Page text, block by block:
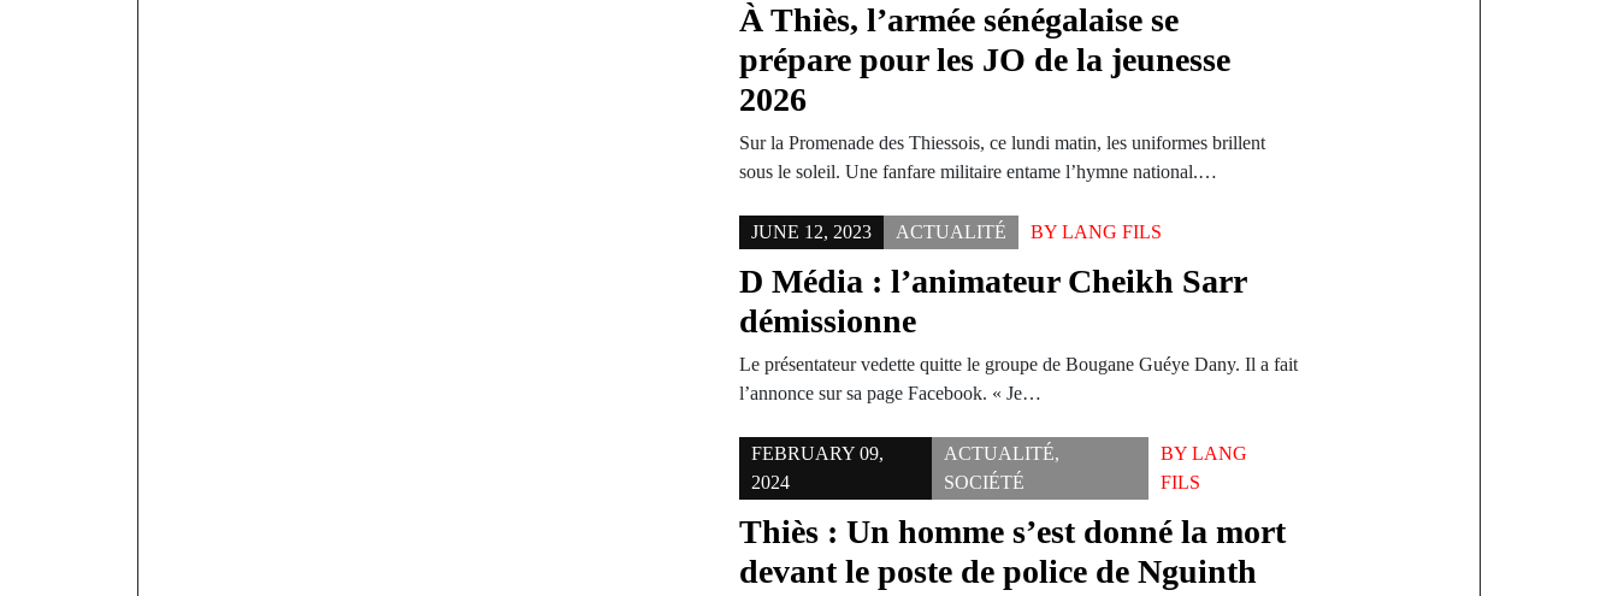
À Thiès, l’armée sénégalaise se
prépare pour les JO de la jeunesse
2026
Sur la Promenade des Thiessois, ce lundi matin, les uniformes brillent
sous le soleil. Une fanfare militaire entame l’hymne national.…
JUNE 12, 2023 ACTUALITÉ BYLANG FILS
D Média : l’animateur Cheikh Sarr
démissionne
Le présentateur vedette quitte le groupe de Bougane Guéye Dany. Il a fait
l’annonce sur sa page Facebook. « Je…
FEBRUARY 09,
2024
ACTUALITÉ,
SOCIÉTÉ
BYLANG
FILS
Thiès : Un homme s’est donné la mort
devant le poste de police de Nguinth